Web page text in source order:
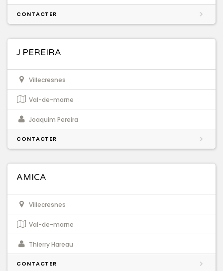
CONTACTER
J PEREIRA
Villecresnes
Val-de-marne
Joaquim Pereira
CONTACTER
AMICA
Villecresnes
Val-de-marne
Thierry Hareau
CONTACTER